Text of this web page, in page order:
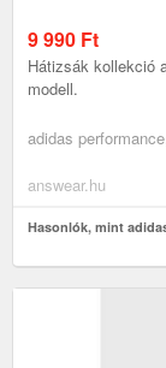
9 990 Ft
Hátizsák kollekció
modell.
adidas
answear.hu
Hasonlók, mint